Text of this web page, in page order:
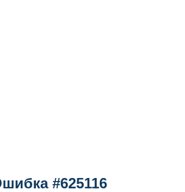
#625116